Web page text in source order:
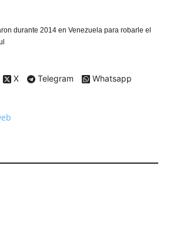
durante 2014 en Venezuela para robarle el
X Telegram Whatsapp